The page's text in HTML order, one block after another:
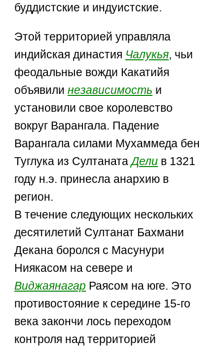
буддистские и индуистские.
Этой территорией управляла
индийская династия Чалукья, чьи
феодальные вожди Какатийя
объявилинезависимость и
установили свое королевство
вокруг Варангала. Падение
Варангала силами Мухаммеда бен
Туглука из СултанатаДели в 1321
году н.э. принесла анархию в
регион.
В течение следующих нескольких
десятилетий Султанат Бахмани
Декана боролся с Масунури
Ниякасом на севере и
Виджаянагар Раясом на юге. Это
противостояние к середине 15-го
века закончи лось переходом
контроля над территорией